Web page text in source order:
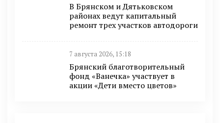
В Брянском и Дятьковском
районах ведут капитальный
ремонт трех участков автодороги
7 августа 2026, 15:18
Брянский благотворительный
фонд «Ванечка» участвует в
акции «Дети вместо цветов»